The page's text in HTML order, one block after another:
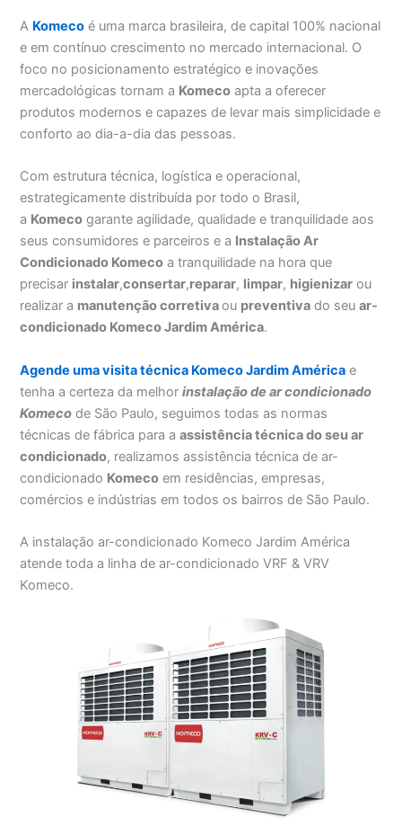
A Komeco é uma marca brasileira, de capital 100% nacional
e em contínuo crescimento no mercado internacional. O
foco no posicionamento estratégico e inovações
mercadológicas tornam a Komeco apta a oferecer
produtos modernos e capazes de levar mais simplicidade e
conforto ao dia-a-dia das pessoas.
Com estrutura técnica, logística e operacional,
estrategicamente distribuída por todo o Brasil,
a Komeco garante agilidade, qualidade e tranquilidade aos
seus consumidores e parceiros e a Instalação Ar
Condicionado Komeco a tranquilidade na hora que
precisar instalar,consertar,reparar, limpar, higienizar ou
realizar a manutenção corretivaou preventiva do seuar-
condicionado Komeco Jardim América.
Agende uma visita técnica Komeco Jardim América e
tenha a certeza da melhorinstalaçãode ar condicionado
Komeco de São Paulo, seguimos todas as normas
técnicas de fábrica para aassistência técnica do seu ar
condicionado, realizamos assistência técnica de ar-
condicionado Komeco em residências, empresas,
comércios e indústrias em todos os bairros de São Paulo.
A instalação ar-condicionado Komeco Jardim América
atende toda a linha de ar-condicionado VRF & VRV
Komeco.